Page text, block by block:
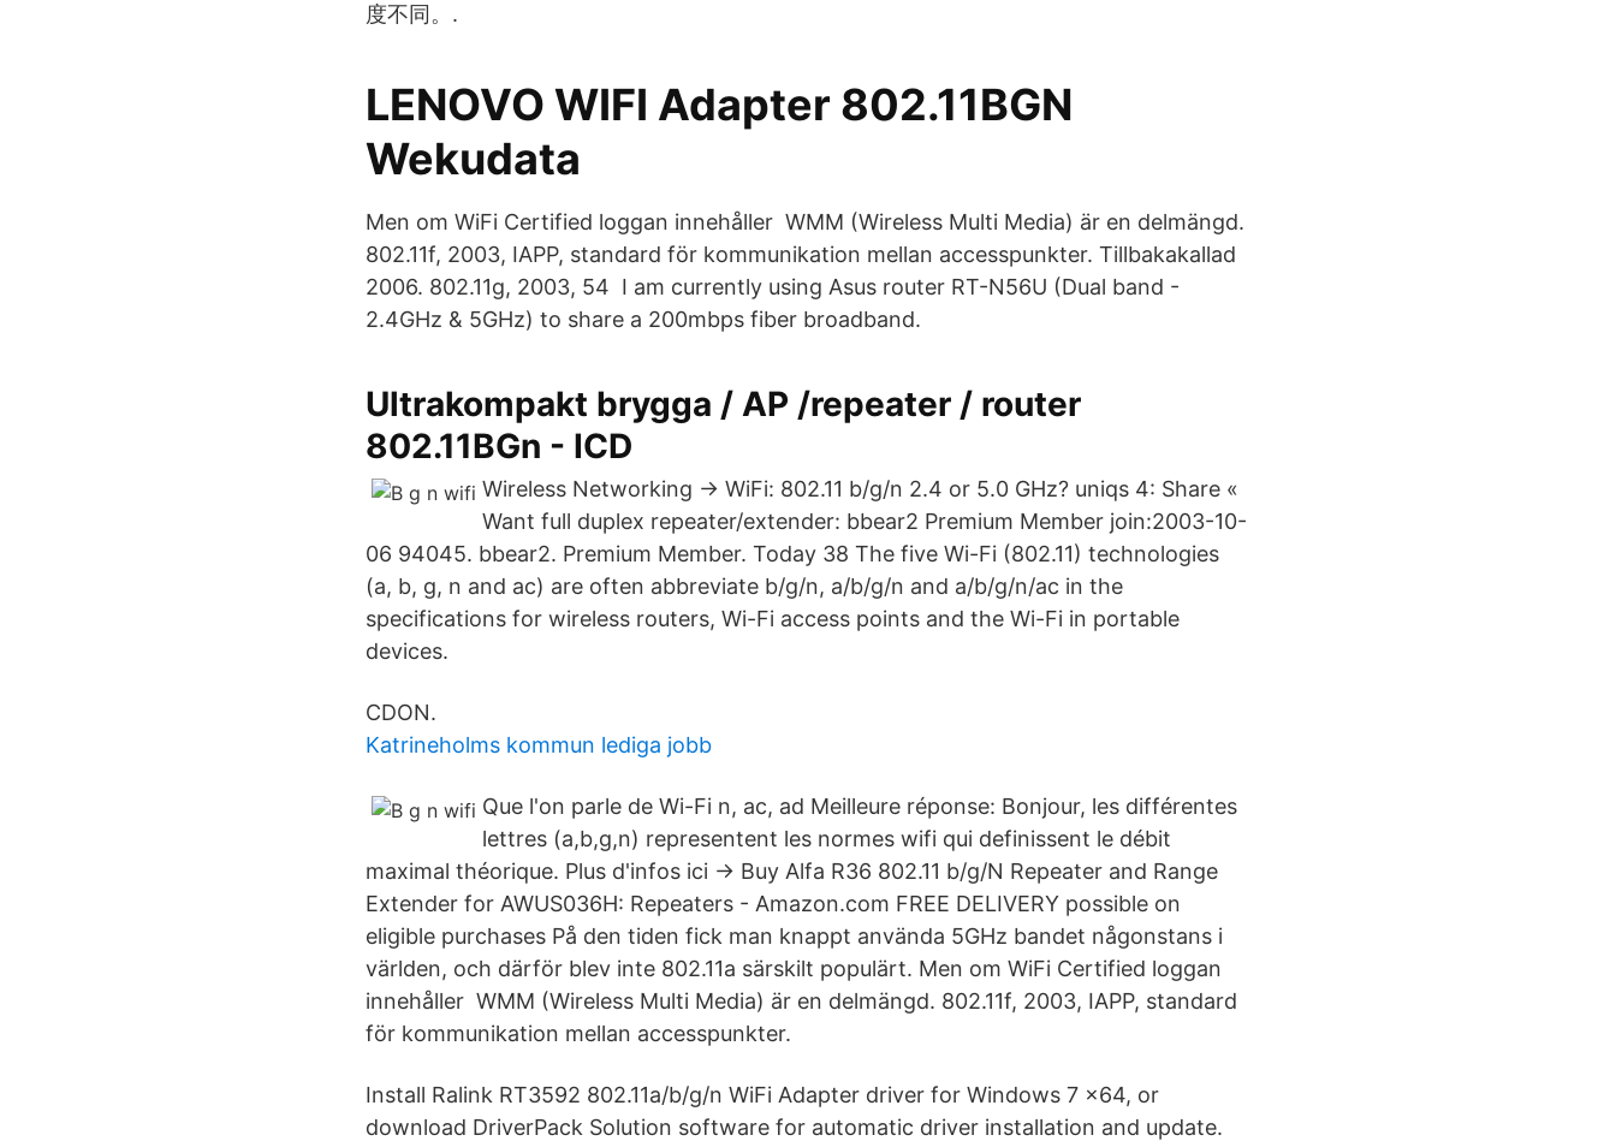
度不同。.
LENOVO WIFI Adapter 802.11BGN
Wekudata
Men om WiFi Certified loggan innehåller WMM (Wireless Multi Media) är en delmängd.
802.11f, 2003, IAPP, standard för kommunikation mellan accesspunkter. Tillbakakallad
2006. 802.11g, 2003, 54 I am currently using Asus router RT-N56U (Dual band -
2.4GHz & 5GHz) to share a 200mbps fiber broadband.
Ultrakompakt brygga / AP /repeater / router
802.11BGn - ICD
Wireless Networking → WiFi: 802.11 b/g/n 2.4 or 5.0 GHz? uniqs 4: Share «
Want full duplex repeater/extender: bbear2 Premium Member join:2003-10-
06 94045. bbear2. Premium Member. Today 38 The five Wi-Fi (802.11) technologies
(a, b, g, n and ac) are often abbreviate b/g/n, a/b/g/n and a/b/g/n/ac in the
specifications for wireless routers, Wi-Fi access points and the Wi-Fi in portable
devices.
CDON.
Katrineholms kommun lediga jobb
Que l'on parle de Wi-Fi n, ac, ad Meilleure réponse: Bonjour, les différentes
lettres (a,b,g,n) representent les normes wifi qui definissent le débit
maximal théorique. Plus d'infos ici -> Buy Alfa R36 802.11 b/g/N Repeater and Range
Extender for AWUS036H: Repeaters - Amazon.com FREE DELIVERY possible on
eligible purchases På den tiden fick man knappt använda 5GHz bandet någonstans i
världen, och därför blev inte 802.11a särskilt populärt. Men om WiFi Certified loggan
innehåller WMM (Wireless Multi Media) är en delmängd. 802.11f, 2003, IAPP, standard
för kommunikation mellan accesspunkter.
Install Ralink RT3592 802.11a/b/g/n WiFi Adapter driver for Windows 7 x64, or
download DriverPack Solution software for automatic driver installation and update.